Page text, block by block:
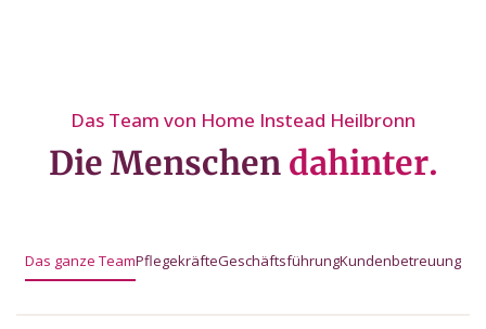
Das Team von Home Instead Heilbronn
Die Menschen dahinter.
Das ganze TeamPflegekräfteGeschäftsführungKundenbetreuung